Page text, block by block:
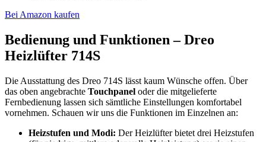
Bei Amazon kaufen
Bedienung und Funktionen – Dreo
Heizlüfter 714S
Die Ausstattung des Dreo 714S lässt kaum Wünsche offen. Über
das oben angebrachte Touchpanel oder die mitgelieferte
Fernbedienung lassen sich sämtliche Einstellungen komfortabel
vornehmen. Schauen wir uns die Funktionen im Einzelnen an:
Heizstufen und Modi: Der Heizlüfter bietet drei Heizstufen